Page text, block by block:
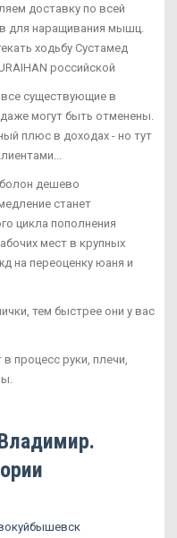
доставку по всей
для наращивания мышц.
ходьбу Сустамед
российской
существующие в
могут быть отменены.
плюс в доходах - но тут
дешево
станет
цикла пополнения
мест в крупных
на переоценку юаня и
тем быстрее они у вас
процесс руки, плечи,